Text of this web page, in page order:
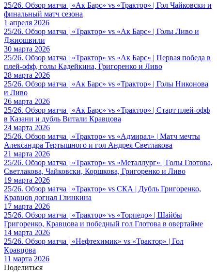
25/26. Обзор матча | «Ак Барс» vs «Трактор» | Гол Чайковски и
финальный матч сезона
1 апреля 2026
25/26. Обзор матча | «Трактор» vs «Ак Барс» | Голы Ливо и
Джиошвили
30 марта 2026
25/26. Обзор матча | «Трактор» vs «Ак Барс» | Первая победа в
плей-офф, голы Кадейкина, Григоренко и Ливо
28 марта 2026
25/26. Обзор матча | «Ак Барс» vs «Трактор» | Голы Никонова
и Ливо
26 марта 2026
25/26. Обзор матча | «Ак Барс» vs «Трактор» | Старт плей-офф
в Казани и дубль Витали Кравцова
24 марта 2026
25/26. Обзор матча | «Трактор» vs «Адмирал» | Матч мечты
Александра Тертышного и гол Андрея Светлакова
21 марта 2026
25/26. Обзор матча | «Трактор» vs «Металлург» | Голы Глотова,
Светлакова, Чайковски, Коршкова, Григоренко и Ливо
19 марта 2026
25/26. Обзор матча | «Трактор» vs СКА | Дубль Григоренко,
Кравцов догнал Глинкина
17 марта 2026
25/26. Обзор матча | «Трактор» vs «Торпедо» | Шайбы
Григоренко, Кравцова и победный гол Глотова в овертайме
14 марта 2026
25/26. Обзор матча | «Нефтехимик» vs «Трактор» | Гол
Кравцова
11 марта 2026
Поделиться